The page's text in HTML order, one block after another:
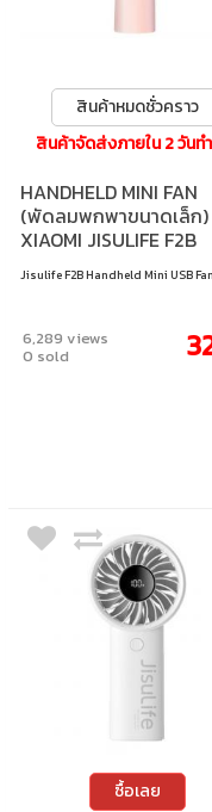
สินค้าหมดชั่วคราว
สินค้าจัดส่งภายใน 2 วันท
HANDHELD MINI FAN
(พัดลมพกพาขนาดเล็ก)
XIAOMI JISULIFE F2B
HANDHELD MINI USB
(JSL-6972154730154) -
Jisulife F2B Handheld Mini USB Fan
6,289 views
0 sold
ซื้อเลย